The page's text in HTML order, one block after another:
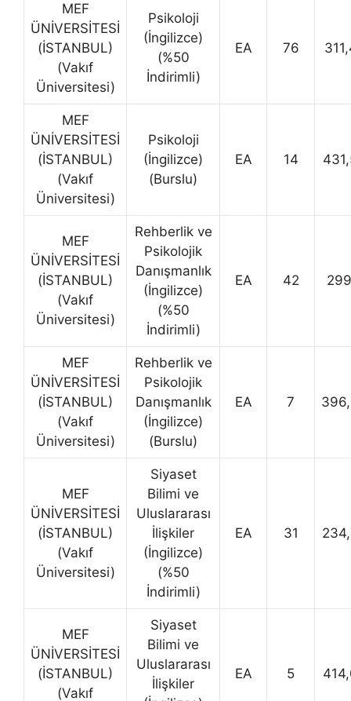
MEF
ÜNİVERSİTESİ
(İSTANBUL)
(Vakıf
Üniversitesi)
Psikoloji
(İngilizce)
(%50
İndirimli)
EA 76
MEF
ÜNİVERSİTESİ
(İSTANBUL)
(Vakıf
Üniversitesi)
Psikoloji
(İngilizce)
(Burslu)
EA 14
MEF
ÜNİVERSİTESİ
(İSTANBUL)
(Vakıf
Üniversitesi)
Rehberlik ve
Psikolojik
Danışmanlık
(İngilizce)
(%50
İndirimli)
EA 42
MEF
ÜNİVERSİTESİ
(İSTANBUL)
(Vakıf
Üniversitesi)
Rehberlik ve
Psikolojik
Danışmanlık
(İngilizce)
(Burslu)
EA 7
MEF
ÜNİVERSİTESİ
(İSTANBUL)
(Vakıf
Üniversitesi)
Siyaset
Bilimi ve
Uluslararası
İlişkiler
(İngilizce)
(%50
İndirimli)
EA 31
MEF
ÜNİVERSİTESİ
(İSTANBUL)
(Vakıf
Siyaset
Bilimi ve
Uluslararası
İlişkiler
EA 5